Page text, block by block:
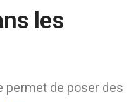
les
permet de poser des